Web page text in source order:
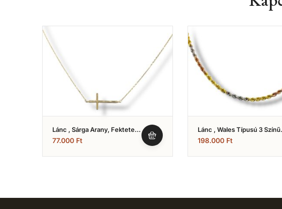
Lánc , Sárga Arany, Fektetett
Keresztes Modell (Nr.33)
77.000 Ft
Lánc , Wales Típusú 3 Színű
Ródiumozott (Nr.4)
198.000 Ft